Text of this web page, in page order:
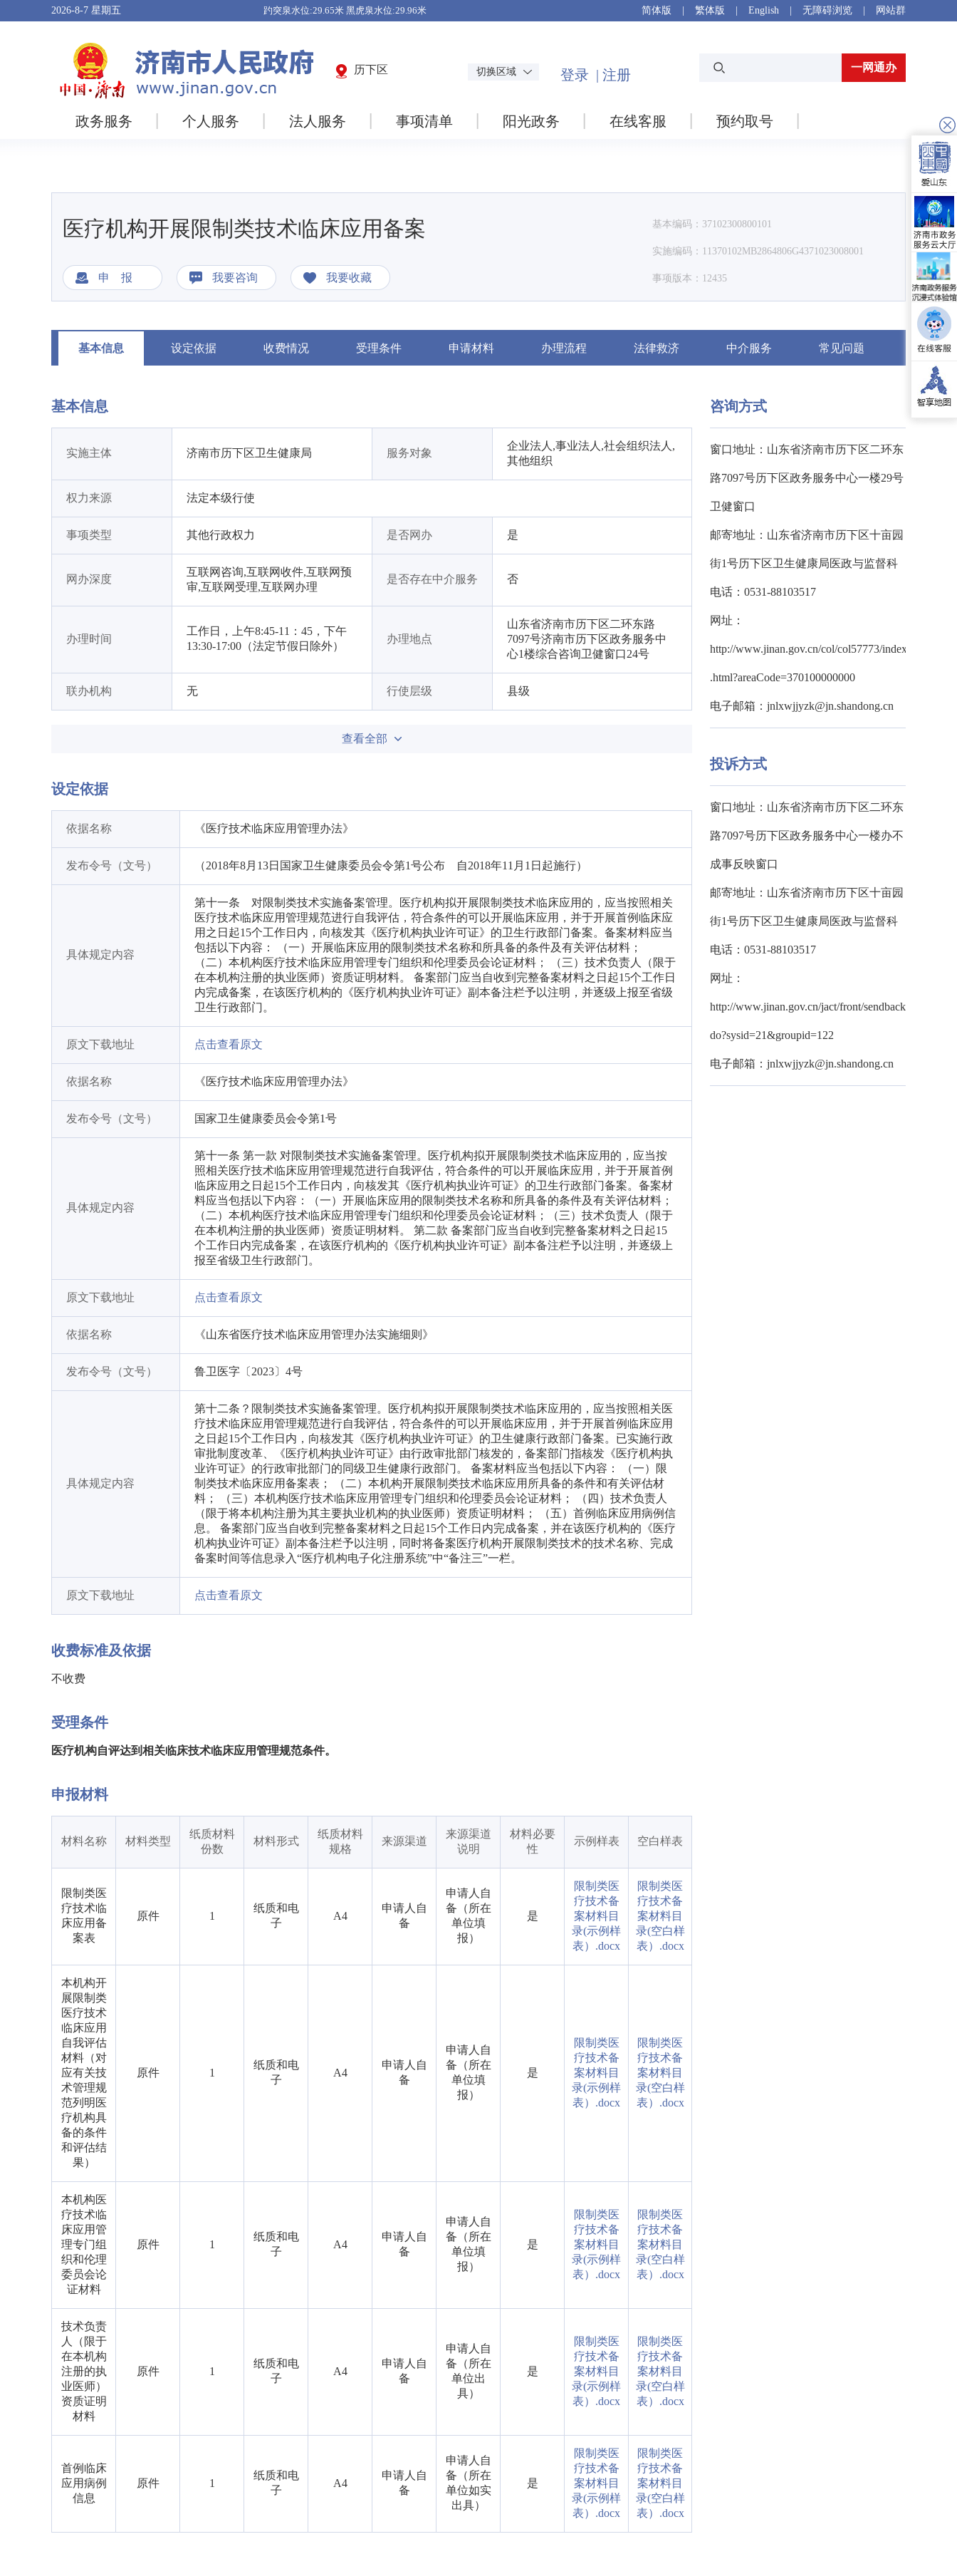
2026-8-7 星期五 简体版 繁体版 English 无障碍浏览 网站群
历下区 切换区域 一网通办
政务服务 个人服务 法人服务 事项清单 阳光政务 在线客服 预约取号
医疗机构开展限制类技术临床应用备案
申 报 我要咨询 我要收藏
基本编码：37102300800101
实施编码：11370102MB2864806G4371023008001
事项版本：12435
基本信息 设定依据 收费情况 受理条件 申请材料 办理流程 法律救济 中介服务 常见问题
基本信息
实施主体 济南市历下区卫生健康局 服务对象
企业法人,事业法人,社会组织法人,
其他组织
权力来源 法定本级行使
事项类型 其他行政权力 是否网办 是
网办深度
互联网咨询,互联网收件,互联网预
审,互联网受理,互联网办理
是否存在中介服务 否
办理时间
工作日，上午8:45-11：45，下午
13:30-17:00（法定节假日除外）
办理地点
山东省济南市历下区二环东路
7097号济南市历下区政务服务中
心1楼综合咨询卫健窗口24号
联办机构 无 行使层级 县级
查看全部
设定依据
依据名称 《医疗技术临床应用管理办法》
发布令号（文号） （2018年8月13日国家卫生健康委员会令第1号公布 自2018年11月1日起施行）
具体规定内容
第十一条 对限制类技术实施备案管理。医疗机构拟开展限制类技术临床应用的，应当按照相关
医疗技术临床应用管理规范进行自我评估，符合条件的可以开展临床应用，并于开展首例临床应
用之日起15个工作日内，向核发其《医疗机构执业许可证》的卫生行政部门备案。备案材料应当
包括以下内容： （一）开展临床应用的限制类技术名称和所具备的条件及有关评估材料；
（二）本机构医疗技术临床应用管理专门组织和伦理委员会论证材料； （三）技术负责人（限于
在本机构注册的执业医师）资质证明材料。 备案部门应当自收到完整备案材料之日起15个工作日
内完成备案，在该医疗机构的《医疗机构执业许可证》副本备注栏予以注明，并逐级上报至省级
卫生行政部门。
原文下载地址 点击查看原文
依据名称 《医疗技术临床应用管理办法》
发布令号（文号） 国家卫生健康委员会令第1号
具体规定内容
第十一条 第一款 对限制类技术实施备案管理。医疗机构拟开展限制类技术临床应用的，应当按
照相关医疗技术临床应用管理规范进行自我评估，符合条件的可以开展临床应用，并于开展首例
临床应用之日起15个工作日内，向核发其《医疗机构执业许可证》的卫生行政部门备案。备案材
料应当包括以下内容：（一）开展临床应用的限制类技术名称和所具备的条件及有关评估材料；
（二）本机构医疗技术临床应用管理专门组织和伦理委员会论证材料；（三）技术负责人（限于
在本机构注册的执业医师）资质证明材料。 第二款 备案部门应当自收到完整备案材料之日起15
个工作日内完成备案，在该医疗机构的《医疗机构执业许可证》副本备注栏予以注明，并逐级上
报至省级卫生行政部门。
原文下载地址 点击查看原文
依据名称 《山东省医疗技术临床应用管理办法实施细则》
发布令号（文号） 鲁卫医字〔2023〕4号
具体规定内容
第十二条？限制类技术实施备案管理。医疗机构拟开展限制类技术临床应用的，应当按照相关医
疗技术临床应用管理规范进行自我评估，符合条件的可以开展临床应用，并于开展首例临床应用
之日起15个工作日内，向核发其《医疗机构执业许可证》的卫生健康行政部门备案。已实施行政
审批制度改革、《医疗机构执业许可证》由行政审批部门核发的，备案部门指核发《医疗机构执
业许可证》的行政审批部门的同级卫生健康行政部门。 备案材料应当包括以下内容： （一）限
制类技术临床应用备案表； （二）本机构开展限制类技术临床应用所具备的条件和有关评估材
料； （三）本机构医疗技术临床应用管理专门组织和伦理委员会论证材料； （四）技术负责人
（限于将本机构注册为其主要执业机构的执业医师）资质证明材料； （五）首例临床应用病例信
息。 备案部门应当自收到完整备案材料之日起15个工作日内完成备案，并在该医疗机构的《医疗
机构执业许可证》副本备注栏予以注明，同时将备案医疗机构开展限制类技术的技术名称、完成
备案时间等信息录入“医疗机构电子化注册系统”中“备注三”一栏。
原文下载地址 点击查看原文
收费标准及依据
不收费
受理条件
医疗机构自评达到相关临床技术临床应用管理规范条件。
申报材料
材料名称 材料类型
纸质材料
份数
材料形式
纸质材料
规格
来源渠道
来源渠道
说明
材料必要
性
示例样表 空白样表
限制类医
疗技术临
床应用备
案表
原件 1
纸质和电
子
A4
申请人自
备
申请人自
备（所在
单位填
报）
是
限制类医
疗技术备
案材料目
录(示例样
表）.docx
限制类医
疗技术备
案材料目
录(空白样
表）.docx
本机构开
展限制类
医疗技术
临床应用
自我评估
材料（对
应有关技
术管理规
范列明医
疗机构具
备的条件
和评估结
果）
原件 1
纸质和电
子
A4
申请人自
备
申请人自
备（所在
单位填
报）
是
限制类医
疗技术备
案材料目
录(示例样
表）.docx
限制类医
疗技术备
案材料目
录(空白样
表）.docx
本机构医
疗技术临
床应用管
理专门组
织和伦理
委员会论
证材料
原件 1
纸质和电
子
A4
申请人自
备
申请人自
备（所在
单位填
报）
是
限制类医
疗技术备
案材料目
录(示例样
表）.docx
限制类医
疗技术备
案材料目
录(空白样
表）.docx
技术负责
人（限于
在本机构
注册的执
业医师）
资质证明
材料
原件 1
纸质和电
子
A4
申请人自
备
申请人自
备（所在
单位出
具）
是
限制类医
疗技术备
案材料目
录(示例样
表）.docx
限制类医
疗技术备
案材料目
录(空白样
表）.docx
首例临床
应用病例
信息
原件 1
纸质和电
子
A4
申请人自
备
申请人自
备（所在
单位如实
出具）
是
限制类医
疗技术备
案材料目
录(示例样
表）.docx
限制类医
疗技术备
案材料目
录(空白样
表）.docx
咨询方式
窗口地址：山东省济南市历下区二环东
路7097号历下区政务服务中心一楼29号
卫健窗口
邮寄地址：山东省济南市历下区十亩园
街1号历下区卫生健康局医政与监督科
电话：0531-88103517
网址：
http://www.jinan.gov.cn/col/col57773/index
.html?areaCode=370100000000
电子邮箱：jnlxwjjyzk@jn.shandong.cn
投诉方式
窗口地址：山东省济南市历下区二环东
路7097号历下区政务服务中心一楼办不
成事反映窗口
邮寄地址：山东省济南市历下区十亩园
街1号历下区卫生健康局医政与监督科
电话：0531-88103517
网址：
http://www.jinan.gov.cn/jact/front/sendback.
do?sysid=21&groupid=122
电子邮箱：jnlxwjjyzk@jn.shandong.cn